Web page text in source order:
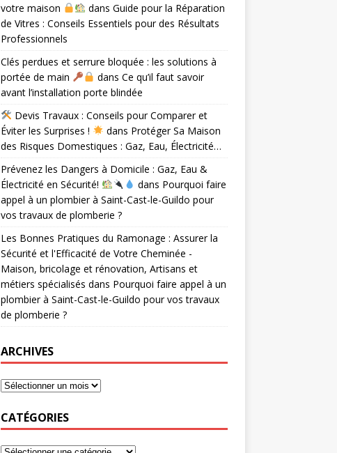
votre maison
dans Guide pour la Réparation
de Vitres : Conseils Essentiels pour des Résultats
Professionnels
Clés perdues et serrure bloquée : les solutions à
portée de main
dans Ce qu’il faut savoir
avant l’installation porte blindée
Devis Travaux : Conseils pour Comparer et
Éviter les Surprises !
dans Protéger Sa Maison
des Risques Domestiques : Gaz, Eau, Électricité…
Prévenez les Dangers à Domicile : Gaz, Eau &
Électricité en Sécurité!
dans Pourquoi faire
appel à un plombier à Saint-Cast-le-Guildo pour
vos travaux de plomberie ?
Les Bonnes Pratiques du Ramonage : Assurer la
Sécurité et l'Efficacité de Votre Cheminée -
Maison, bricolage et rénovation, Artisans et
métiers spécialisés dans Pourquoi faire appel à un
plombier à Saint-Cast-le-Guildo pour vos travaux
de plomberie ?
ARCHIVES
CATÉGORIES